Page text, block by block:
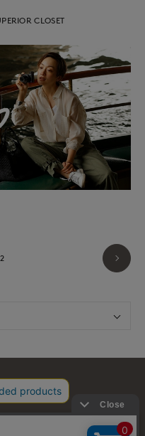
CLOSET
2
プライバシーポリシー